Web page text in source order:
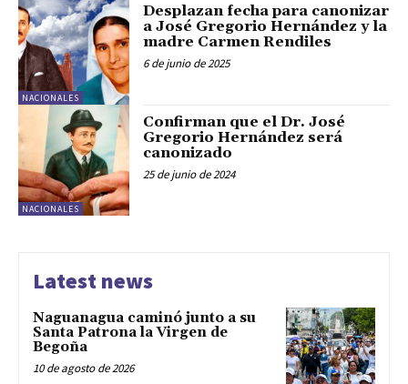
NACIONALES
Desplazan fecha para canonizar
a José Gregorio Hernández y la
madre Carmen Rendiles
6 de junio de 2025
NACIONALES
Confirman que el Dr. José
Gregorio Hernández será
canonizado
25 de junio de 2024
Latest news
Naguanagua caminó junto a su
Santa Patrona la Virgen de
Begoña
10 de agosto de 2026